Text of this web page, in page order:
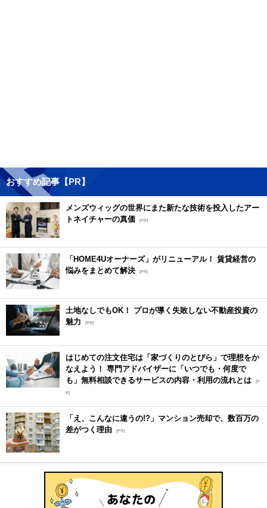
おすすめ記事【PR】
メンズウィッグの世界にまた新たな技術を投入したアー
トネイチャーの真価 [PR]
「HOME4Uオーナーズ」がリニューアル！ 賃貸経営の
悩みをまとめて解決 [PR]
土地なしでもOK！ プロが導く失敗しない不動産投資の
魅力
[PR]
はじめての注文住宅は「家づくりのとびら」で理想をか
なえよう！ 専門アドバイザーに「いつでも・何度で
も」無料相談できるサービスの内容・利用の流れとは [P
R]
「え、こんなに違うの!?」マンション売却で、数百万の
差がつく理由 [PR]